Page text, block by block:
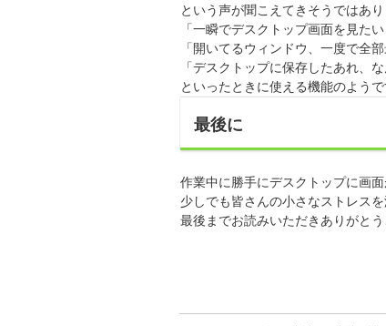
という声が聞こえてきそうではあ
「一瞬でデスクトップ画面を見たい
「開いてるウィンドウ、一度で全
「デスクトップに保存したあれ、
といったときに使える機能のようで
最後に
作業中に勝手にデスクトップに画
少しでも皆さんの小さなストレス
最後までお読みいただきありがとう